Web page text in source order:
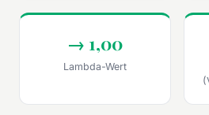
→ 1,00
Lambda-Wert